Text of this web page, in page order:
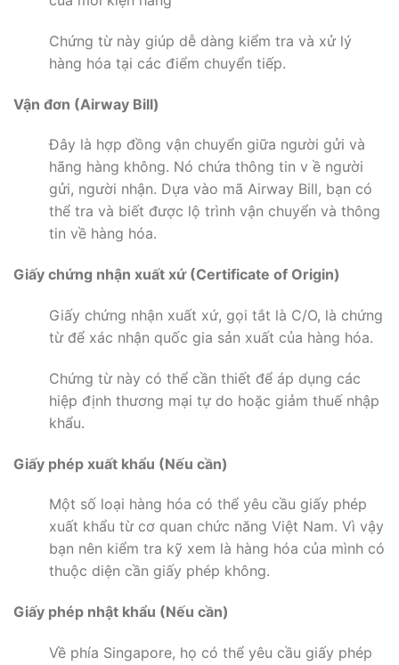
Chứng từ này giúp dễ dàng kiểm tra và xử lý
hàng hóa tại các điểm chuyển tiếp.
Vận đơn (Airway Bill)
Đây là hợp đồng vận chuyển giữa người gửi và
hãng hàng không. Nó chứa thông tin v ề người
gửi, người nhận. Dựa vào mã Airway Bill, bạn có
thể tra và biết được lộ trình vận chuyển và thông
tin về hàng hóa.
Giấy chứng nhận xuất xứ (Certificate of Origin)
Giấy chứng nhận xuất xứ, gọi tắt là C/O, là chứng
từ để xác nhận quốc gia sản xuất của hàng hóa.
Chứng từ này có thể cần thiết để áp dụng các
hiệp định thương mại tự do hoặc giảm thuế nhập
khẩu.
Giấy phép xuất khẩu (Nếu cần)
Một số loại hàng hóa có thể yêu cầu giấy phép
xuất khẩu từ cơ quan chức năng Việt Nam. Vì vậy
bạn nên kiểm tra kỹ xem là hàng hóa của mình có
thuộc diện cần giấy phép không.
Giấy phép nhật khẩu (Nếu cần)
Về phía Singapore, họ có thể yêu cầu giấy phép